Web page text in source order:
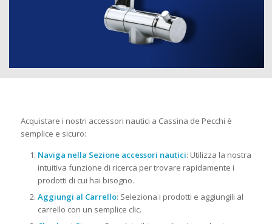
Acquistare i nostri accessori nautici a Cassina de Pecchi è
semplice e sicuro:
Naviga nella Sezione accessori nautici: Utilizza la nostra
intuitiva funzione di ricerca per trovare rapidamente i
prodotti di cui hai bisogno.
Aggiungi al Carrello: Seleziona i prodotti e aggiungili al
carrello con un semplice clic.